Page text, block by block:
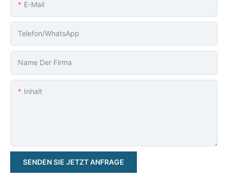
E-Mail
Telefon/WhatsApp
Name Der Firma
Inhalt
SENDEN SIE JETZT ANFRAGE